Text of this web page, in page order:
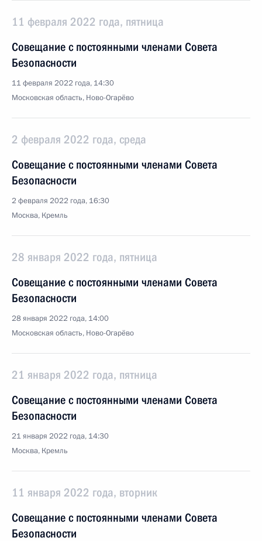
11 февраля 2022 года, пятница
Совещание с постоянными членами Совета
Безопасности
11 февраля 2022 года, 14:30
Московская область, Ново-Огарёво
2 февраля 2022 года, среда
Совещание с постоянными членами Совета
Безопасности
2 февраля 2022 года, 16:30
Москва, Кремль
28 января 2022 года, пятница
Совещание с постоянными членами Совета
Безопасности
28 января 2022 года, 14:00
Московская область, Ново-Огарёво
21 января 2022 года, пятница
Совещание с постоянными членами Совета
Безопасности
21 января 2022 года, 14:30
Москва, Кремль
11 января 2022 года, вторник
Совещание с постоянными членами Совета
Безопасности